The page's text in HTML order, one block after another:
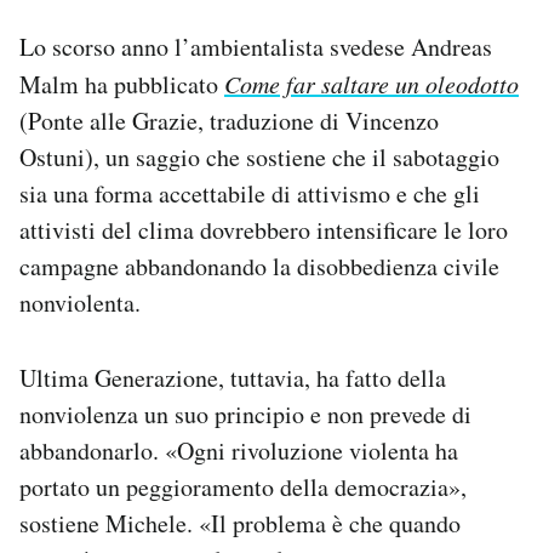
Lo scorso anno l’ambientalista svedese Andreas
Malm ha pubblicato Come far saltare un oleodotto
(Ponte alle Grazie, traduzione di Vincenzo
Ostuni), un saggio che sostiene che il sabotaggio
sia una forma accettabile di attivismo e che gli
attivisti del clima dovrebbero intensificare le loro
campagne abbandonando la disobbedienza civile
nonviolenta.
Ultima Generazione, tuttavia, ha fatto della
nonviolenza un suo principio e non prevede di
abbandonarlo. «Ogni rivoluzione violenta ha
portato un peggioramento della democrazia»,
sostiene Michele. «Il problema è che quando